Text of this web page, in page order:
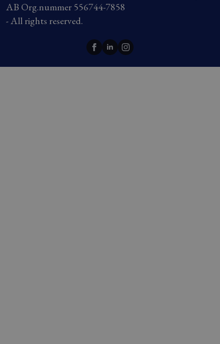
AB Org.nummer 556744-7858
- All rights reserved.